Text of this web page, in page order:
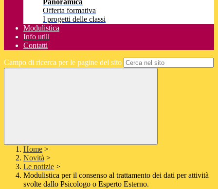
Panoramica
Offerta formativa
I progetti delle classi
Modulistica
Info utili
Contatti
Campo di ricerca per le pagine del sito
Home >
Novità >
Le notizie >
Modulistica per il consenso al trattamento dei dati per attività
svolte dallo Psicologo o Esperto Esterno.